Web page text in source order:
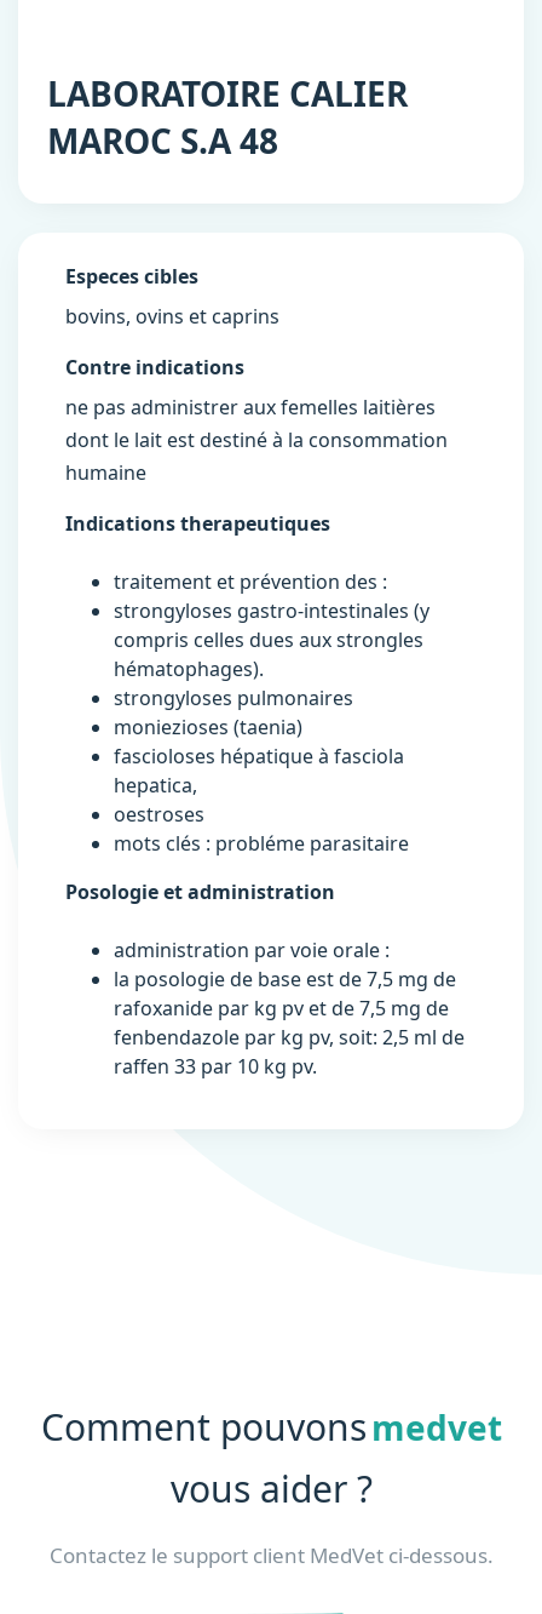
LABORATOIRE CALIER
MAROC S.A48
Especes cibles
bovins, ovins et caprins
Contre indications
ne pas administrer aux femelles laitières
dont le lait est destiné à la consommation
humaine
Indications therapeutiques
traitement et prévention des :
strongyloses gastro-intestinales (y
compris celles dues aux strongles
hématophages).
strongyloses pulmonaires
moniezioses (taenia)
fascioloses hépatique à fasciola
hepatica,
oestroses
mots clés : probléme parasitaire
Posologie et administration
administration par voie orale :
la posologie de base est de 7,5 mg de
rafoxanide par kg pv et de 7,5 mg de
fenbendazole par kg pv, soit: 2,5 ml de
raffen 33 par 10 kg pv.
Comment pouvonsmedvet
vous aider ?
Contactez le support client MedVet ci-dessous.